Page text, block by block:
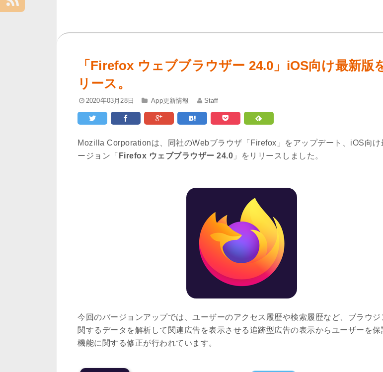
「Firefox ウェブブラウザー 24.0」iOS向け最新版
リース。
2020年03月28日 App更新情報 Staff
Mozilla Corporationは、同社のWebブラウザ「Firefox」をアップデート、iOS向け
ージョン「 Firefox ウェブブラウザー 24.0 」をリリースしました。
今回のバージョンアップでは、ユーザーのアクセス履歴や検索履歴など、ブラウジ
関するデータを解析して関連広告を表示させる追跡型広告の表示からユーザーを保
機能に関する修正が行われています。